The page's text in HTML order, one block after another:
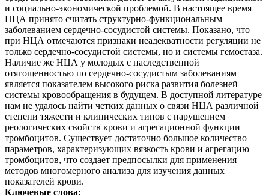
и социально-экономической проблемой. В настоящее время
НЦА принято считать структурно-функциональным
заболеванием сердечно-сосудистой системы. Показано, что
при НЦА отмечаются признаки неадекватности регуляции не
только сердечно-сосудистой системы, но и системы гемостаза.
Наличие же НЦА у молодых с наследственной
отягощенностью по сердечно-сосудистым заболеваниям
является показателем высокого риска развития болезней
системы кровообращения в будущем. В доступной литературе
нам не удалось найти четких данных о связи НЦА различной
степени тяжести и клинических типов с нарушением
реологических свойств крови и агрегационной функции
тромбоцитов. Существует достаточно большое количество
параметров, характеризующих вязкость крови и агрегацию
тромбоцитов, что создает предпосылки для применения
методов многомерного анализа для изучения данных
показателей крови.
Ключевые слова: